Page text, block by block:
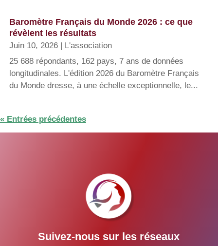
Baromètre Français du Monde 2026 : ce que
révèlent les résultats
Juin 10, 2026
L'association
25 688 répondants, 162 pays, 7 ans de données
longitudinales. L'édition 2026 du Baromètre Français
du Monde dresse, à une échelle exceptionnelle, le...
« Entrées précédentes
Suivez-nous sur les réseaux